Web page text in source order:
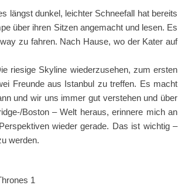
längst dunkel, leichter Schneefall hat bereits
über ihren Sitzen angemacht und lesen. Es
zu fahren. Nach Hause, wo der Kater auf
riesige Skyline wiederzusehen, zum ersten
Freunde aus Istanbul zu treffen. Es macht
und wir uns immer gut verstehen und über
Boston – Welt heraus, erinnere mich an
wieder gerade. Das ist wichtig –
werden.
1